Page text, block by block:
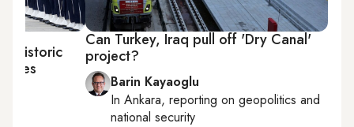
Can Turkey, Iraq pull off 'Dry Canal'
project?
Barin Kayaoglu
In Ankara, reporting on geopolitics and
national security
‘historic
ties